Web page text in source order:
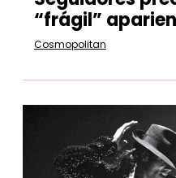
“frágil”
Cosmopolitan